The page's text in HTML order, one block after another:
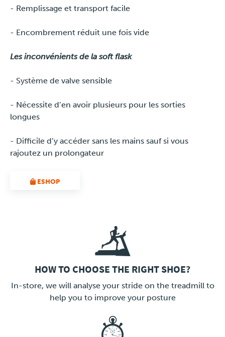
- Remplissage et transport facile
- Encombrement réduit une fois vide
Les inconvénients de la soft flask
- Système de valve sensible
- Nécessite d’en avoir plusieurs pour les sorties
longues
- Difficile d’y accéder sans les mains sauf si vous
rajoutez un prolongateur
ESHOP
LINK
HOW TO CHOOSE THE RIGHT SHOE?
In-store, we will analyse your stride on the treadmill to
help you to improve your posture